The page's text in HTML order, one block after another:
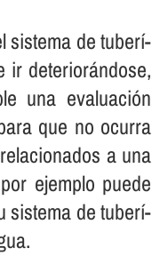
sistema de tuberí­
ir deteriorándose,
una evaluación
que no ocurra
a una
ejemplo puede
sistema de tuberí­